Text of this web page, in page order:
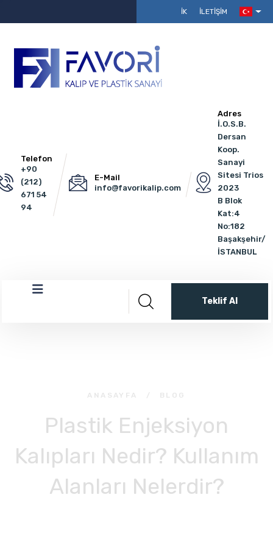
İK İLETIŞIM
Telefon
+90
(212)
671 54
94
E-Mail
info@favorikalip.com
Adres
İ.O.S.B.
Dersan
Koop.
Sanayi
Sitesi Trios
2023
B Blok
Kat:4
No:182
Başakşehir/
İSTANBUL
Teklif Al
ANASAYFA / BLOG
Plastik Enjeksiyon
Kalıpları Nedir? Kullanım
Alanları Nelerdir?